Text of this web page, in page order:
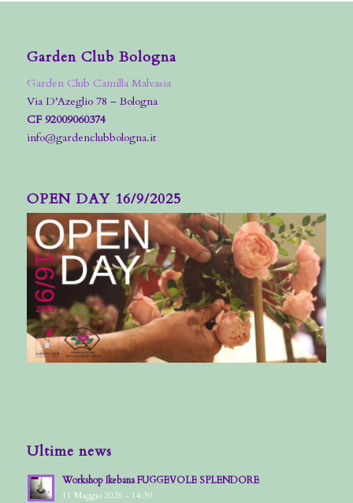
Garden Club Bologna
Garden Club Camilla Malvasia
Via D’Azeglio 78 – Bologna
CF 92009060374
info@gardenclubbologna.it
OPEN DAY 16/9/2025
Ultime news
Workshop Ikebana FUGGEVOLE SPLENDORE
11 Maggio 2026 - 14:30